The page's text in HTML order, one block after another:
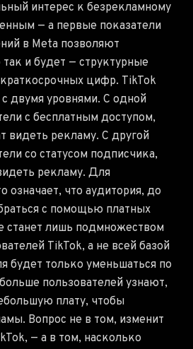
интерес к безрекламному
— а первые показатели
в Meta позволяют
и будет — структурные
цифр. TikTok
двумя уровнями. С одной
с бесплатным доступом,
видеть рекламу. С другой
со статусом подписчика,
рекламу. Для
означает, что аудитория, до
с помощью платных
станет лишь подмножеством
TikTok, а не всей базой
будет только уменьшаться по
пользователей узнают,
плату, чтобы
Вопрос не в том, изменит
— а в том, насколько